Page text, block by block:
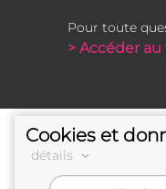
Pour toute
> Accéder
Cookies et
détails